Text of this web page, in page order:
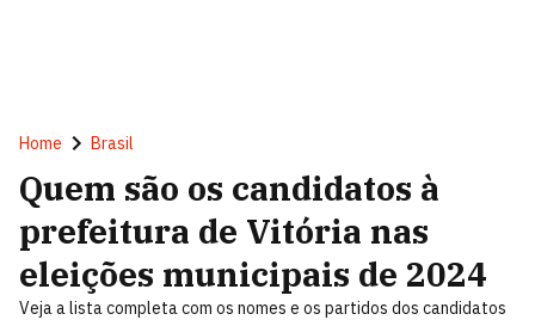
Home Brasil
Quem são os candidatos à
prefeitura de Vitória nas
eleições municipais de 2024
Veja a lista completa com os nomes e os partidos dos candidatos